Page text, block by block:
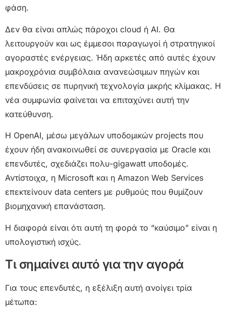
φάση.
Δεν θα είναι απλώς πάροχοι cloud ή AI. Θα
λειτουργούν και ως έμμεσοι παραγωγοί ή στρατηγικοί
αγοραστές ενέργειας. Ήδη αρκετές από αυτές έχουν
μακροχρόνια συμβόλαια ανανεώσιμων πηγών και
επενδύσεις σε πυρηνική τεχνολογία μικρής κλίμακας. Η
νέα συμφωνία φαίνεται να επιταχύνει αυτή την
κατεύθυνση.
Η OpenAI, μέσω μεγάλων υποδομικών projects που
έχουν ήδη ανακοινωθεί σε συνεργασία με Oracle και
επενδυτές, σχεδιάζει πολυ-gigawatt υποδομές.
Αντίστοιχα, η Microsoft και η Amazon Web Services
επεκτείνουν data centers με ρυθμούς που θυμίζουν
βιομηχανική επανάσταση.
Η διαφορά είναι ότι αυτή τη φορά το “καύσιμο” είναι η
υπολογιστική ισχύς.
Τι σημαίνει αυτό για την αγορά
Για τους επενδυτές, η εξέλιξη αυτή ανοίγει τρία
μέτωπα: